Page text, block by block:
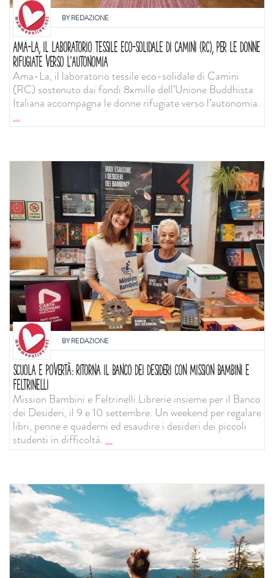
BYREDAZIONE
AMA-LA, IL LABORATORIO TESSILE ECO-SOLIDALE DI CAMINI (RC), PER LE DONNE
RIFUGIATE VERSO L’AUTONOMIA
Ama-La, il laboratorio tessile eco-solidale di Camini
(RC) sostenuto dai fondi 8xmille dell’Unione Buddhista
Italiana accompagna le donne rifugiate verso l’autonomia.
...
BYREDAZIONE
SCUOLA E POVERTÀ: RITORNA IL BANCO DEI DESIDERI CON MISSION BAMBINI E
FELTRINELLI
Mission Bambini e Feltrinelli Librerie insieme per il Banco
dei Desideri, il 9 e 10 settembre. Un weekend per regalare
libri, penne e quaderni ed esaudire i desideri dei piccoli
studenti in difficoltà....